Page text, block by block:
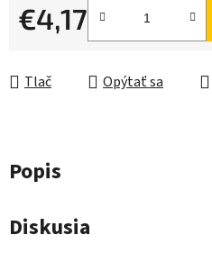
€4,17
Jednotková cena:
Tlač Opýtať sa
Popis
Diskusia